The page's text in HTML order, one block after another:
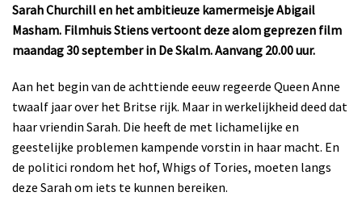
Sarah Churchill en het ambitieuze kamermeisje Abigail
Masham. Filmhuis Stiens vertoont deze alom geprezen film
maandag 30 september in De Skalm. Aanvang 20.00 uur.
Aan het begin van de achttiende eeuw regeerde Queen Anne
twaalf jaar over het Britse rijk. Maar in werkelijkheid deed dat
haar vriendin Sarah. Die heeft de met lichamelijke en
geestelijke problemen kampende vorstin in haar macht. En
de politici rondom het hof, Whigs of Tories, moeten langs
deze Sarah om iets te kunnen bereiken.